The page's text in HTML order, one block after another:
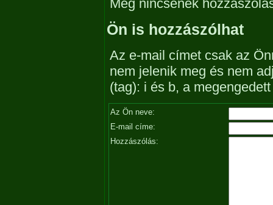
Még nincsenek
Ön is hozzászólhat
Az e-mail címet csak az
nem jelenik meg és nem
(tag): i és b, a
Az Ön neve:
E-mail címe:
Hozzászólás: